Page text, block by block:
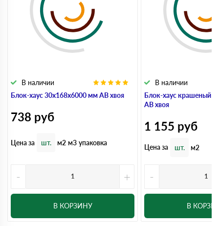
Блок-хаус 30x168x6000 мм АВ хвоя
В наличии
738 руб
Цена за шт. м2 м3 упаковка
- +
В КОРЗИНУ
Блок-хаус крашеный
АВ хвоя
В наличии
1 155 руб
Цена за шт. м2
-
В